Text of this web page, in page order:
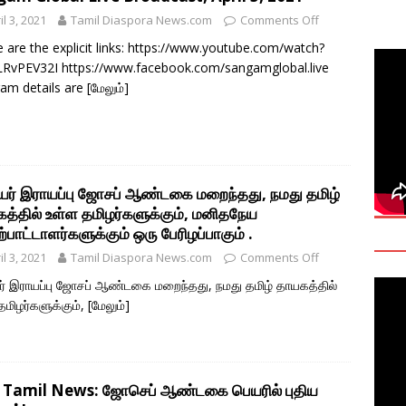
Fact Check on Dr. Devanesan Nesiah’s Remarks
சர்வதேச அரசியல் தீர்வின் அவசியத்தை மகா சங்க மாநாடு
3, 2021 Tamil Diaspora News.com Comments Off
are the explicit links: https://www.youtube.com/watch?
https://www.facebook.com/sangamglobal.live
details are [மேலும்]
இராயப்பு ஜோசப் ஆண்டகை மறைந்தது, நமது தமிழ்
உள்ள தமிழர்களுக்கும், மனிதநேய
ஒரு பேரிழப்பாகும் .
3, 2021 Tamil Diaspora News.com Comments Off
இராயப்பு ஜோசப் ஆண்டகை மறைந்தது, நமது தமிழ் தாயகத்தில்
[மேலும்]
Tamil News: ஜோசெப் ஆண்டகை பெயரில் புதிய